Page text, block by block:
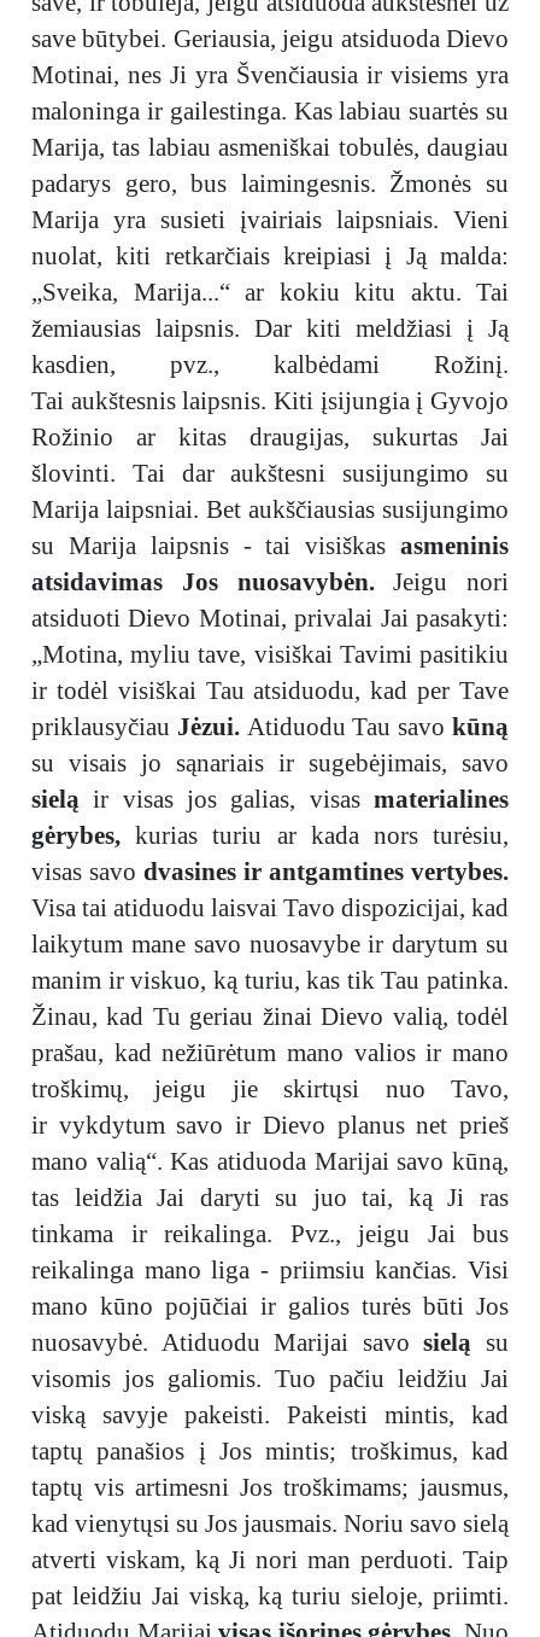
save būtybei. Geriausia, jeigu atsiduoda Dievo
Motinai, nes Ji yra Švenčiausia ir visiems yra
maloninga ir gailestinga. Kas labiau suartės su
Marija, tas labiau asmeniškai tobulės, daugiau
padarys gero, bus laimingesnis. Žmonės su
Marija yra susieti įvairiais laipsniais. Vieni
nuolat, kiti retkarčiais kreipiasi į Ją malda:
„Sveika, Marija...“ ar kokiu kitu aktu. Tai
žemiausias laipsnis. Dar kiti meldžiasi į Ją
kasdien, pvz., kalbėdami Rožinį.
Tai aukštesnis laipsnis. Kiti įsijungia į Gyvojo
Rožinio ar kitas draugijas, sukurtas Jai
šlovinti. Tai dar aukštesni susijungimo su
Marija laipsniai. Bet aukščiausias susijungimo
su Marija laipsnis - tai visiškas asmeninis
atsidavimas Jos nuosavybėn.Jeigu nori
atsiduoti Dievo Motinai, privalai Jai pasakyti:
„Motina, myliu tave, visiškai Tavimi pasitikiu
ir todėl visiškai Tau atsiduodu, kad per Tave
priklausyčiau Jėzui. Atiduodu Tau savokūną
su visais jo sąnariais ir sugebėjimais, savo
sieląir visas jos galias, visasmaterialines
gėrybes,kurias turiu ar kada nors turėsiu,
visas savo dvasines ir antgamtines vertybes.
Visa tai atiduodu laisvai Tavo dispozicijai, kad
laikytum mane savo nuosavybe ir darytum su
manim ir viskuo, ką turiu, kas tik Tau patinka.
Žinau, kad Tu geriau žinai Dievo valią, todėl
prašau, kad nežiūrėtum mano valios ir mano
troškimų, jeigu jie skirtųsi nuo Tavo,
ir vykdytum savo ir Dievo planus net prieš
mano valią“. Kas atiduoda Marijai savo kūną,
tas leidžia Jai daryti su juo tai, ką Ji ras
tinkama ir reikalinga. Pvz., jeigu Jai bus
reikalinga mano liga - priimsiu kančias. Visi
mano kūno pojūčiai ir galios turės būti Jos
nuosavybė. Atiduodu Marijai savosieląsu
visomis jos galiomis. Tuo pačiu leidžiu Jai
viską savyje pakeisti. Pakeisti mintis, kad
taptų panašios į Jos mintis; troškimus, kad
taptų vis artimesni Jos troškimams; jausmus,
kad vienytųsi su Jos jausmais. Noriu savo sielą
atverti viskam, ką Ji nori man perduoti. Taip
pat leidžiu Jai viską, ką turiu sieloje, priimti.